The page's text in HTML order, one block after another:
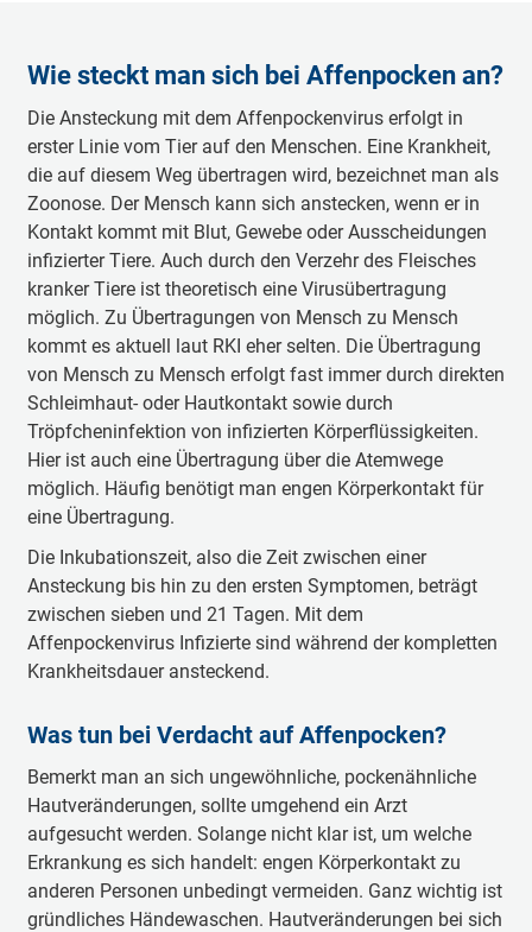
Wie steckt man sich bei Affenpocken an?
Die Ansteckung mit dem Affenpockenvirus erfolgt in
erster Linie vom Tier auf den Menschen. Eine Krankheit,
die auf diesem Weg übertragen wird, bezeichnet man als
Zoonose. Der Mensch kann sich anstecken, wenn er in
Kontakt kommt mit Blut, Gewebe oder Ausscheidungen
infizierter Tiere. Auch durch den Verzehr des Fleisches
kranker Tiere ist theoretisch eine Virusübertragung
möglich. Zu Übertragungen von Mensch zu Mensch
kommt es aktuell laut RKI eher selten. Die Übertragung
von Mensch zu Mensch erfolgt fast immer durch direkten
Schleimhaut- oder Hautkontakt sowie durch
Tröpfcheninfektion von infizierten Körperflüssigkeiten.
Hier ist auch eine Übertragung über die Atemwege
möglich. Häufig benötigt man engen Körperkontakt für
eine Übertragung.
Die Inkubationszeit, also die Zeit zwischen einer
Ansteckung bis hin zu den ersten Symptomen, beträgt
zwischen sieben und 21 Tagen. Mit dem
Affenpockenvirus Infizierte sind während der kompletten
Krankheitsdauer ansteckend.
Was tun bei Verdacht auf Affenpocken?
Bemerkt man an sich ungewöhnliche, pockenähnliche
Hautveränderungen, sollte umgehend ein Arzt
aufgesucht werden. Solange nicht klar ist, um welche
Erkrankung es sich handelt: engen Körperkontakt zu
anderen Personen unbedingt vermeiden. Ganz wichtig ist
gründliches Händewaschen. Hautveränderungen bei sich